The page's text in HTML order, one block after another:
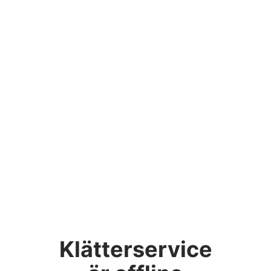
Klätterservice